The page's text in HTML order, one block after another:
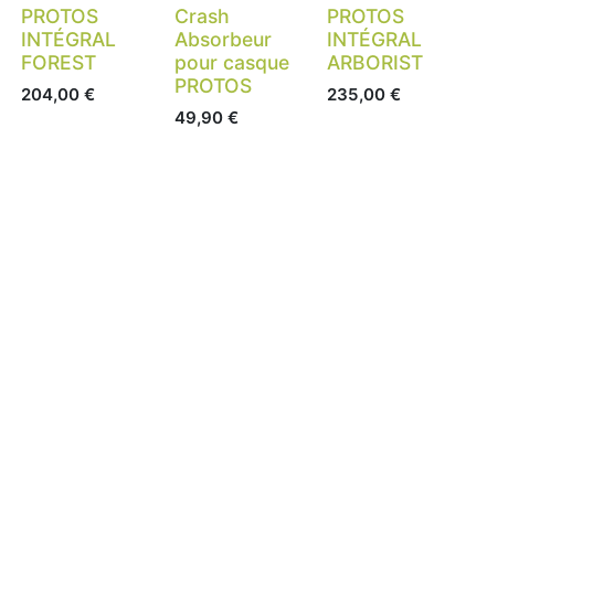
PROTOS
INTÉGRAL
FOREST
204,00€
Crash
Absorbeur
pour casque
PROTOS
49,90€
PROTOS
INTÉGRAL
ARBORIST
235,00 €